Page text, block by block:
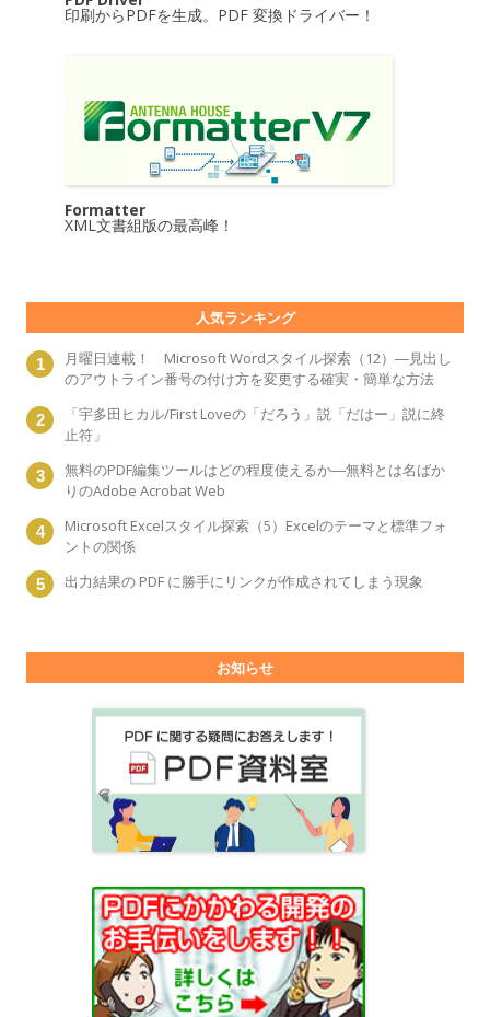
印刷からPDFを生成。PDF 変換ドライバー！
Formatter
XML文書組版の最高峰！
人気ランキング
月曜日連載！ Microsoft Wordスタイル探索（12）―見出し
のアウトライン番号の付け方を変更する確実・簡単な方法
「宇多田ヒカル/First Loveの「だろう」説「だはー」説に終
止符」
無料のPDF編集ツールはどの程度使えるか―無料とは名ばか
りのAdobe Acrobat Web
Microsoft Excelスタイル探索（5）Excelのテーマと標準フォ
ントの関係
出力結果の PDF に勝手にリンクが作成されてしまう現象
お知らせ